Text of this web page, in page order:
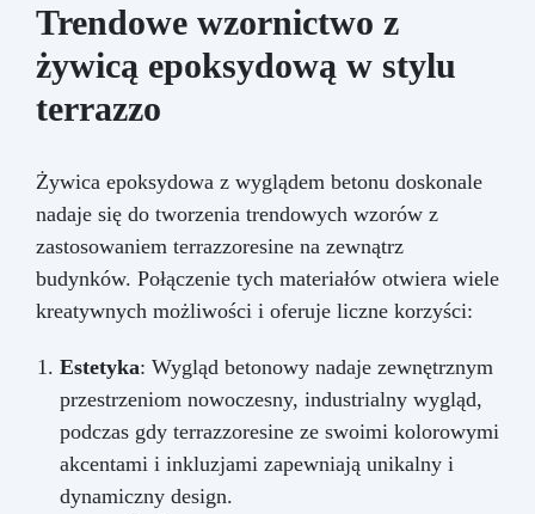
Trendowe wzornictwo z
żywicą epoksydową w stylu
terrazzo
Żywica epoksydowa z wyglądem betonu doskonale
nadaje się do tworzenia trendowych wzorów z
zastosowaniem terrazzoresine na zewnątrz
budynków. Połączenie tych materiałów otwiera wiele
kreatywnych możliwości i oferuje liczne korzyści:
Estetyka: Wygląd betonowy nadaje zewnętrznym
przestrzeniom nowoczesny, industrialny wygląd,
podczas gdy terrazzoresine ze swoimi kolorowymi
akcentami i inkluzjami zapewniają unikalny i
dynamiczny design.